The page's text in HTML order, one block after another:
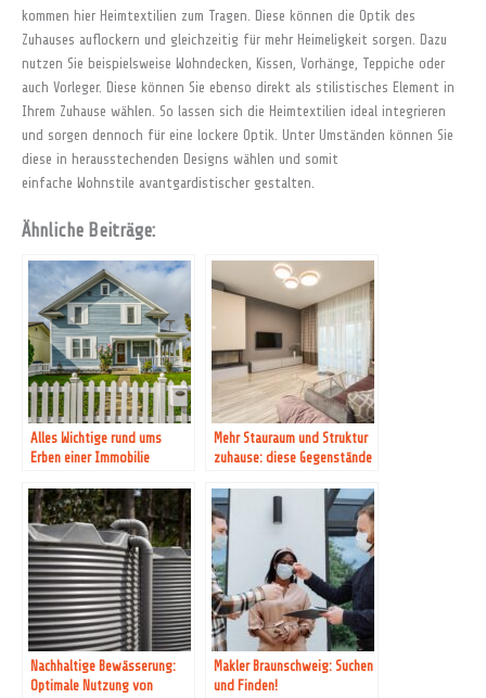
kommen hier Heimtextilien zum Tragen. Diese können die Optik des
Zuhauses auflockern und gleichzeitig für mehr Heimeligkeit sorgen. Dazu
nutzen Sie beispielsweise Wohndecken, Kissen, Vorhänge, Teppiche oder
auch Vorleger. Diese können Sie ebenso direkt als stilistisches Element in
Ihrem Zuhause wählen. So lassen sich die Heimtextilien ideal integrieren
und sorgen dennoch für eine lockere Optik. Unter Umständen können Sie
diese in herausstechenden Designs wählen und somit
einfache Wohnstile avantgardistischer gestalten.
Ähnliche Beiträge:
Alles Wichtige rund ums
Erben einer Immobilie
Mehr Stauraum und Struktur
zuhause: diese Gegenstände
Nachhaltige Bewässerung:
Optimale Nutzung von
Makler Braunschweig: Suchen
und Finden!